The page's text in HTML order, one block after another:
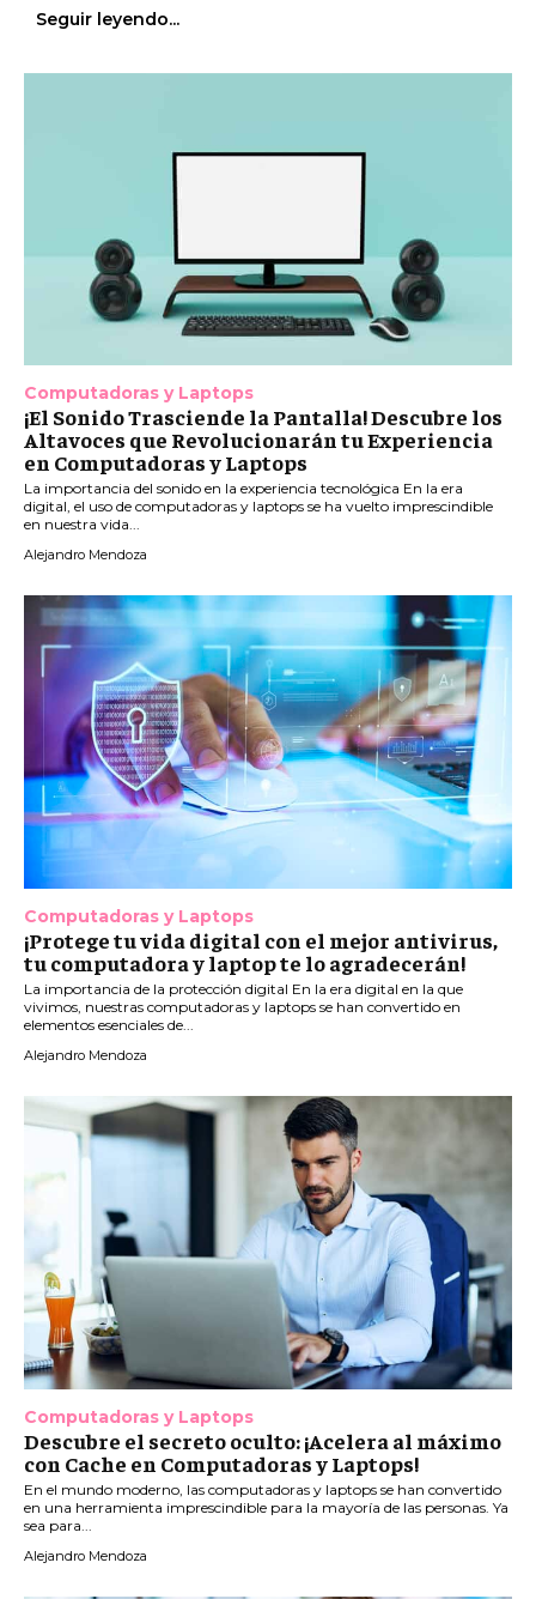
Seguir leyendo...
Computadoras y Laptops
¡El Sonido Trasciende la Pantalla! Descubre los
Altavoces que Revolucionarán tu Experiencia
en Computadoras y Laptops
La importancia del sonido en la experiencia tecnológica En la era
digital, el uso de computadoras y laptops se ha vuelto imprescindible
en nuestra vida...
Alejandro Mendoza
Computadoras y Laptops
¡Protege tu vida digital con el mejor antivirus,
tu computadora y laptop te lo agradecerán!
La importancia de la protección digital En la era digital en la que
vivimos, nuestras computadoras y laptops se han convertido en
elementos esenciales de...
Alejandro Mendoza
Computadoras y Laptops
Descubre el secreto oculto: ¡Acelera al máximo
con Cache en Computadoras y Laptops!
En el mundo moderno, las computadoras y laptops se han convertido
en una herramienta imprescindible para la mayoría de las personas. Ya
sea para...
Alejandro Mendoza